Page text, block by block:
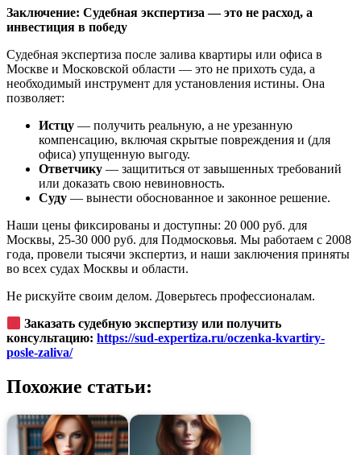
Заключение: Судебная экспертиза — это не расход, а
инвестиция в победу
Судебная экспертиза после залива квартиры или офиса в
Москве и Московской области — это не прихоть суда, а
необходимый инструмент для установления истины. Она
позволяет:
Истцу — получить реальную, а не урезанную
компенсацию, включая скрытые повреждения и (для
офиса) упущенную выгоду.
Ответчику — защититься от завышенных требований
или доказать свою невиновность.
Суду — вынести обоснованное и законное решение.
Наши цены фиксированы и доступны: 20 000 руб. для
Москвы, 25-30 000 руб. для Подмосковья. Мы работаем с 2008
года, провели тысячи экспертиз, и наши заключения приняты
во всех судах Москвы и области.
Не рискуйте своим делом. Доверьтесь профессионалам.
Заказать судебную экспертизу или получить
консультацию: https://sud-expertiza.ru/oczenka-kvartiry-
posle-zaliva/
Похожие статьи: